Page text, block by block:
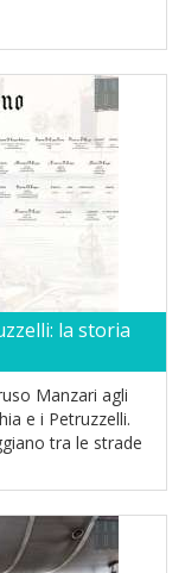
la storia
Manzari agli
e i Petruzzelli.
tra le strade